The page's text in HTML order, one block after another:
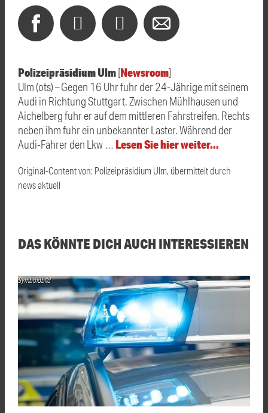
Polizeipräsidium Ulm[Newsroom]
Ulm (ots) – Gegen 16 Uhr fuhr der 24-Jährige mit seinem
Audi in Richtung Stuttgart. Zwischen Mühlhausen und
Aichelberg fuhr er auf dem mittleren Fahrstreifen. Rechts
neben ihm fuhr ein unbekannter Laster. Während der
Audi-Fahrer den Lkw … Lesen Sie hier weiter…
Original-Content von: Polizeipräsidium Ulm, übermittelt durch
news aktuell
DAS KÖNNTE DICH AUCH INTERESSIEREN
Symboldbild